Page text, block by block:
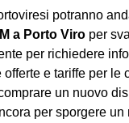
potranno
a Porto Viro per
per richiedere
e tariffe per le
un nuovo
per sporgere un